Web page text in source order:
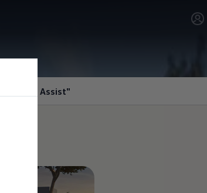
"Side Assist"